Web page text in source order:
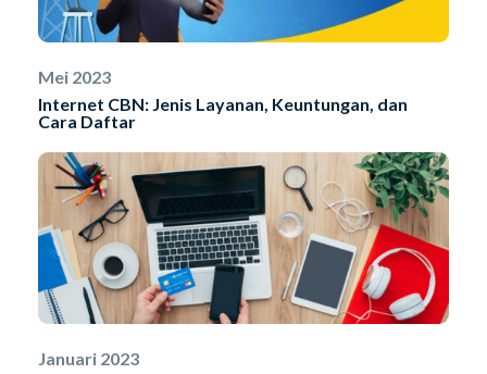
Mei 2023
Internet CBN: Jenis Layanan, Keuntungan, dan
Cara Daftar
Januari 2023